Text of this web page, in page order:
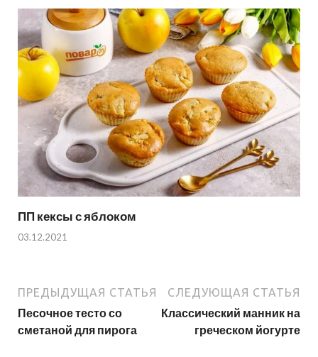
ПП кексы с яблоком
03.12.2021
ПРЕДЫДУЩАЯ СТАТЬЯ
Песочное тесто со
сметаной для пирога
СЛЕДУЮЩАЯ СТАТЬЯ
Классический манник на
греческом йогурте